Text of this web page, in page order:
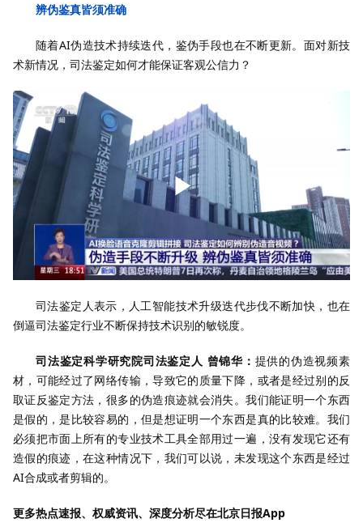
辨伪鉴真皆须准确
随着AI伪造技术持续迭代，鉴伪手段也在不断更新。面对新技
术新情况，司法鉴定如何才能保证客观公信力？
司法鉴定人表示，人工智能技术升级迭代步伐不断加快，也在
倒逼司法鉴定行业不断保持技术识别的敏锐度。
司法鉴定科学研究院司法鉴定人 曾锦华： 提供的伪造视频素
材，可能经过了网络传输，导致它的质量下降，或者是经过别的反
取证反鉴定方法，很多的伪造痕迹就会消失。我们能证明一个东西
是假的，是比较容易的，但是想证明一个东西是真的比较难。我们
必须把市面上所有的专业技术工具全部用过一遍，没有发现它还有
造假的痕迹，在这种情况下，我们可以说，未发现这个东西是经过
AI合成或者剪辑的。
更多热点速报、权威资讯、深度分析尽在北京日报App